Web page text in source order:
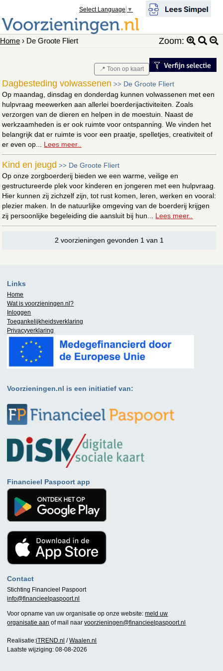
Select Language ▼
Home › De Groote Fliert Zoom:
📍 Toon op kaart
Dagbesteding volwassenen >> De Groote Fliert
Op maandag, dinsdag en donderdag kunnen volwassenen met een
hulpvraag meewerken aan allerlei boerderijactiviteiten. Zoals
verzorgen van de dieren en helpen in de moestuin. Naast de
werkzaamheden is er ook ruimte voor ontspanning. We vinden het
belangrijk dat er ruimte is voor een praatje, spelletjes, creativiteit of
er even op... Lees meer..
Kind en jeugd >> De Groote Fliert
Op onze zorgboerderij bieden we een warme, veilige en
gestructureerde plek voor kinderen en jongeren met een hulpvraag.
Hier kunnen zij zichzelf zijn, tot rust komen, leren, werken en vooral:
plezier maken. In de natuurlijke omgeving van de boerderij krijgen
zij persoonlijke begeleiding die aansluit bij hun... Lees meer..
2 voorzieningen gevonden 1 van 1
Links
Home
Wat is voorzieningen.nl?
Inloggen
Toegankelijkheidsverklaring
Privacyverklaring
Voorzieningen.nl is een initiatief van:
Financieel Paspoort app
Contact
Stichting Financieel Paspoort
info@financieelpaspoort.nl
Voor opname van uw organisatie op onze website:meld uw
organisatie aan of mail naarvoorzieningen@financieelpaspoort.nl
Realisatie:iTREND.nl /Waalen.nl
Laatste wijziging: 08-08-2026